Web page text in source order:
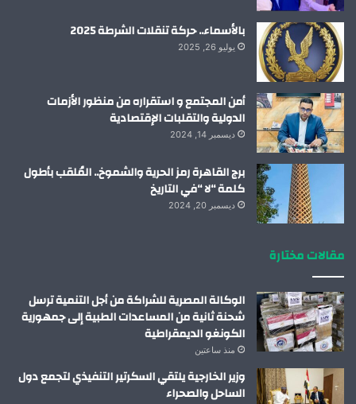
بالأسماء.. حركة تنقلات الشرطة 2025
يوليو 26, 2025
أمن المجتمع و استقراره من منظور الأزمات
الدولية والتقلبات الإقتصادية
ديسمبر 14, 2024
برج القاهرة رمز الحرية والشموخ.. المُلقب بأطول
كلمة “لا “في التاريخ
ديسمبر 20, 2024
مقالات مختارة
الوكالة المصرية للشراكة من أجل التنمية ترسل
شحنة ثانية من المساعدات الطبية إلى جمهورية
الكونغو الديمقراطية
منذ ساعتين
وزير الخارجية يلتقي السكرتير التنفيذي لتجمع دول
الساحل والصحراء